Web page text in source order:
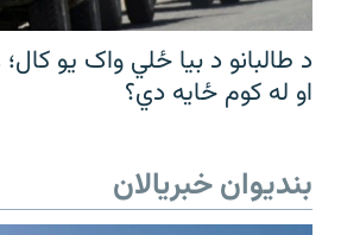
د طالبانو د بیا ځلي واک یو
او له کوم ځایه دي؟
بندیوان خبریالان